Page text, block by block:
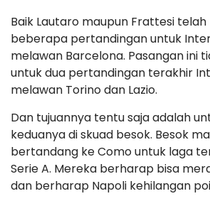
Baik Lautaro maupun Frattesi
beberapa pertandingan untuk
melawan Barcelona. Pasangan ini
untuk dua pertandingan terakhir
melawan Torino dan Lazio.
Dan tujuannya tentu saja adalah
keduanya di skuad besok. Besok
bertandang ke Como untuk laga
Serie A. Mereka berharap bisa
dan berharap Napoli kehilangan